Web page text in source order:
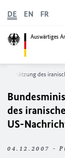
Auswärtiges
DE EN FR
des
des
US-
04.12.2007 -